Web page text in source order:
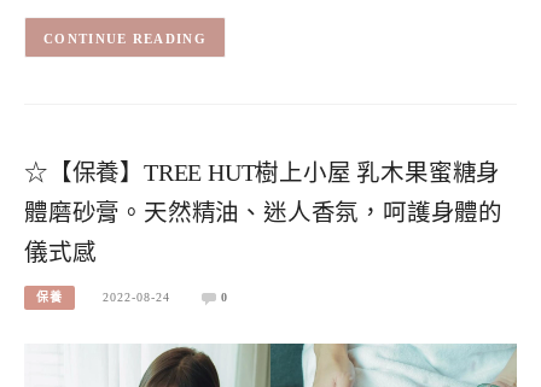
CONTINUE READING
☆【保養】TREE HUT樹上小屋 乳木果蜜糖身
體磨砂膏。天然精油、迷人香氛，呵護身體的
儀式感
保養 2022-08-24 0